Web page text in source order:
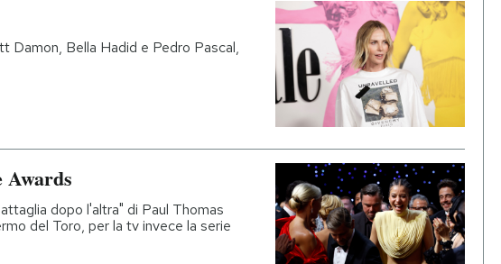
Damon, Bella Hadid e Pedro Pascal,
dopo l'altra" di Paul Thomas
del Toro, per la tv invece la serie